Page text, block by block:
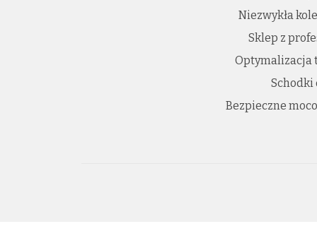
Niezwykła
Sklep z
Optymalizacja
Schodki
Bezpieczne